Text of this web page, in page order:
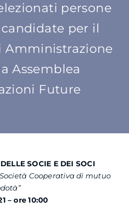
SU DI NOI
ATTIVITÀ
COMUNI
CONTATTI
persone
per il
Amministrazione
Assemblea
Future
SOCIE E DEI SOCI
Cooperativa di mutuo
– ore 10:00